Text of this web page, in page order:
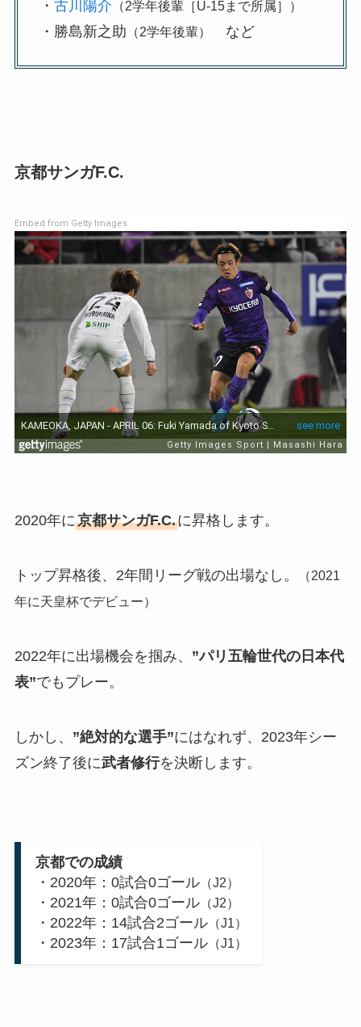
・ 古川陽介 （2学年後輩［U-15まで所属］）
・勝島新之助 （2学年後輩） など
京都サンガF.C.
Embed from Getty Images
2020年に京都サンガF.C.に昇格します。
トップ昇格後、2年間リーグ戦の出場なし。
（2021
年に天皇杯でデビュー）
2022年に出場機会を掴み、 ”パリ五輪世代の日本代
表”でもプレー。
しかし、 ”絶対的な選手”にはなれず、2023年シー
ズン終了後に武者修行を決断します。
京都での成績
・2020年：0試合0ゴール（J2）
・2021年：0試合0ゴール（J2）
・2022年：14試合2ゴール（J1）
・2023年：17試合1ゴール（J1）